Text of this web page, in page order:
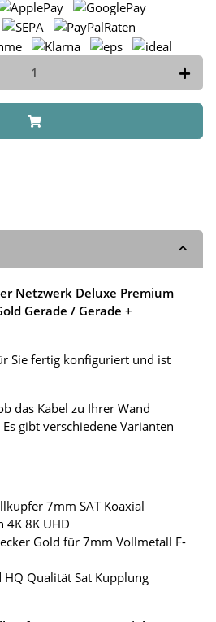
Netzwerk Deluxe Premium
Gerade / Gerade +
Sie fertig konfiguriert und ist
das Kabel zu Ihrer Wand
gibt verschiedene Varianten
7mm SAT Koaxial
4K 8K UHD
Gold für 7mm Vollmetall F-
Qualität Sat Kupplung